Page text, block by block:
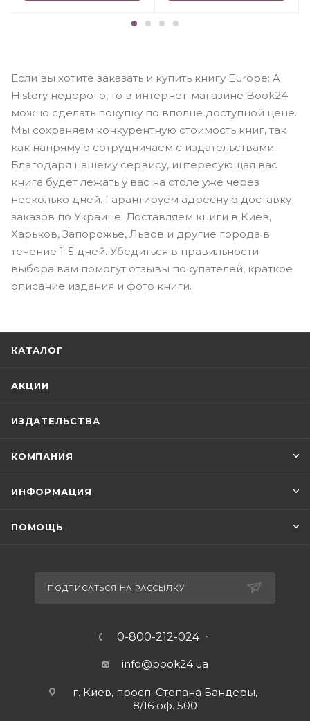
Если вы хотите заказать и купить книгу Europe: A
History недорого, то в интернет-магазине Book24
можно сделать покупку по вполне доступной цене.
Мы сохраняем конкурентную стоимость книг, так
как напрямую сотрудничаем с издательствами.
Благодаря нашему сервису, интересующая вас
книга будет лежать у вас на столе уже через
несколько дней. Гарантируем адресную доставку
заказов по Украине. Доставляем книги в Киев,
Харьков, Запорожье, Львов и другие города в
течение 1-5 дней. Убедиться в правильности
выбора вам помогут отзывы покупателей, краткое
описание издания и фото книги.
КАТАЛОГ
АКЦИИ
ИЗДАТЕЛЬСТВА
КОМПАНИЯ
ИНФОРМАЦИЯ
ПОМОЩЬ
ПОДПИСАТЬСЯ НА РАССЫЛКУ
0-800-212-024
info@book24.ua
г. Киев, просп. Степана Бандеры,
8/16 оф. 500